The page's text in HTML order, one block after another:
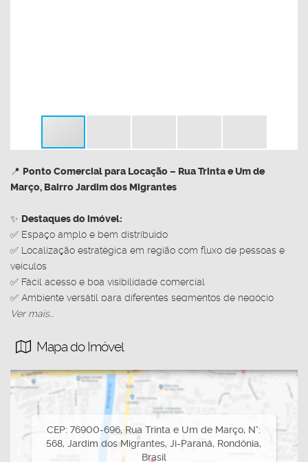
📍 Ponto Comercial para Locação – Rua Trinta e Um de
Março, Bairro Jardim dos Migrantes
✨ Destaques do imóvel:
✅ Espaço amplo e bem distribuído
✅ Localização estratégica em região com fluxo de pessoas e
veículos
✅ Fácil acesso e boa visibilidade comercial
✅ Ambiente versátil para diferentes segmentos de negócio
✅ Excelente oportunidade para quem busca conforto e
Invista no crescimento da sua empresa em um espaço que
📞 Agende uma visita e conheça de perto esta oportunidade!
Imobiliária Nova Opção
📱 (69) 99233-2090
CRECI 1393
Ver mais...
Mapa do Imóvel
CEP: 76900-696, Rua Trinta e Um de Março, N°:
568,Jardim dos Migrantes,Ji-Paraná, Rondônia,
Brasil